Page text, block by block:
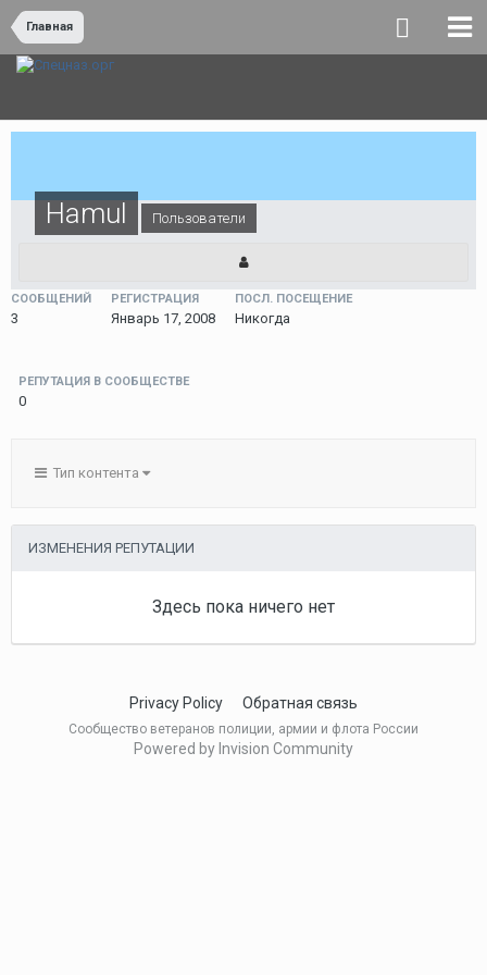
Главная
Hamul Пользователи
СООБЩЕНИЙ
3
РЕГИСТРАЦИЯ
Январь 17, 2008
ПОСЛ. ПОСЕЩЕНИЕ
Никогда
РЕПУТАЦИЯ В СООБЩЕСТВЕ
0
Тип контента
ИЗМЕНЕНИЯ РЕПУТАЦИИ
Здесь пока ничего нет
Privacy Policy Обратная связь
Сообщество ветеранов полиции, армии и флота России
Powered by Invision Community